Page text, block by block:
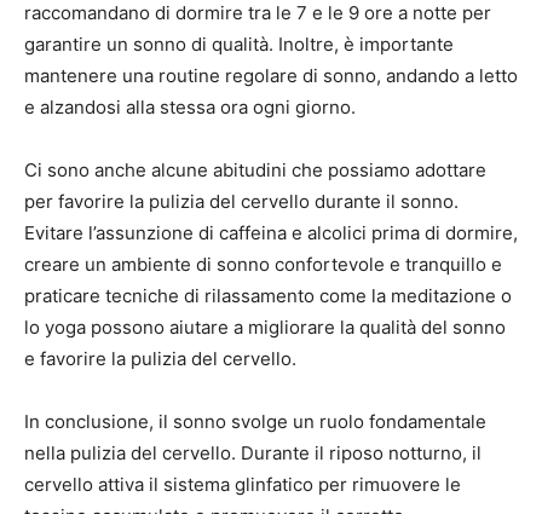
raccomandano di dormire tra le 7 e le 9 ore a notte per
garantire un sonno di qualità. Inoltre, è importante
mantenere una routine regolare di sonno, andando a letto
e alzandosi alla stessa ora ogni giorno.
Ci sono anche alcune abitudini che possiamo adottare
per favorire la pulizia del cervello durante il sonno.
Evitare l’assunzione di caffeina e alcolici prima di dormire,
creare un ambiente di sonno confortevole e tranquillo e
praticare tecniche di rilassamento come la meditazione o
lo yoga possono aiutare a migliorare la qualità del sonno
e favorire la pulizia del cervello.
In conclusione, il sonno svolge un ruolo fondamentale
nella pulizia del cervello. Durante il riposo notturno, il
cervello attiva il sistema glinfatico per rimuovere le